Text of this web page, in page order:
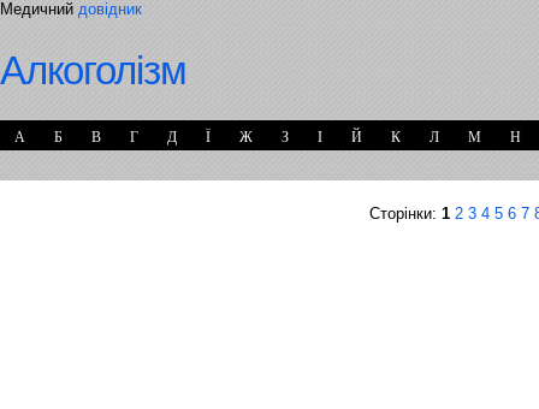
Медичний довідник
Алкоголізм
А Б В Г Д Ї Ж З І Й К Л М Н
Сторінки: 1 2 3 4 5 6 7